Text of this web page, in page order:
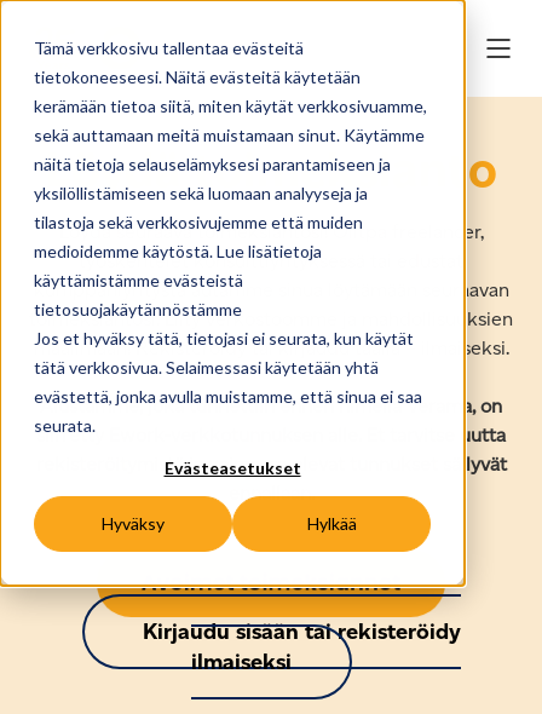
Tämä verkkosivu tallentaa evästeitä
tietokoneeseesi. Näitä evästeitä käytetään
kerämään tietoa siitä, miten käytät verkkosivuamme,
sekä auttamaan meitä muistamaan sinut. Käytämme
näitä tietoja selauselämyksesi parantamiseen ja
yksilöllistämiseen sekä luomaan analyyseja ja
tilastoja sekä verkkosivujemme että muiden
medioidemme käytöstä. Lue lisätietoja
käyttämistämme evästeistä
tietosuojakäytännöstämme
Jos et hyväksy tätä, tietojasi ei seurata, kun käytät
tätä verkkosivua. Selaimessasi käytetään yhtä
evästettä, jonka avulla muistamme, että sinua ei saa
seurata.
Evästeasetukset
Hyväksy Hylkää
Löydä toimeksianto
Löydä seuraava toimeksiantosi! Olitpa freelancer,
työskentelet konsulttiyrityksessä tai edustat
kumppaniyritystä autamme sinua löytämään seuraavan
toimeksiantosi. Liity verkostoomme ja mahdollisuuksien
maailmaan! Rekisteröidy tai kirjaudu täällä – ilmaiseksi.
Alustamme, joka tunnettiin ennen nimellä Verama, on
siirretty Ework-verkkotunnuksen alle. Et tarvitse uutta
rekisteröitymistä ja voimassa olevat tunnukset säilyvät
ennallaan.
Kirjaudu sisään tai rekisteröidy
ilmaiseksi